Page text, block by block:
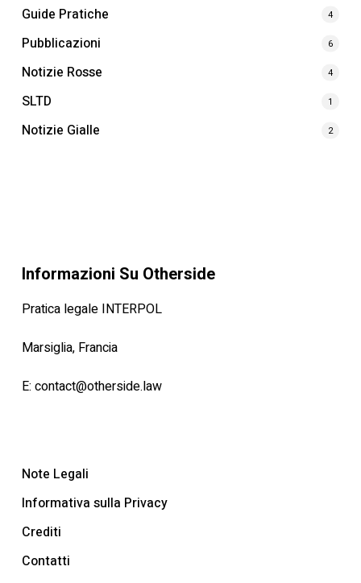
Guide Pratiche 4
Pubblicazioni 6
Notizie Rosse 4
SLTD 1
Notizie Gialle 2
Informazioni Su Otherside
Pratica legale INTERPOL
Marsiglia, Francia
E: contact@otherside.law
Note Legali
Informativa sulla Privacy
Crediti
Contatti